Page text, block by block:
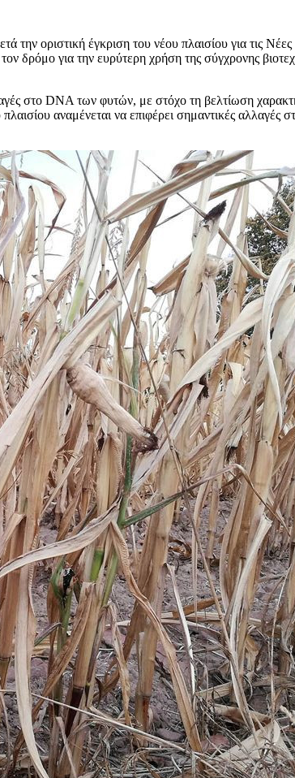
οριστική έγκριση του νέου πλαισίου για τις Νέες
δρόμο για την ευρύτερη χρήση της σύγχρονης
στο DNA των φυτών, με στόχο τη βελτίωση
αναμένεται να επιφέρει σημαντικές αλλαγές